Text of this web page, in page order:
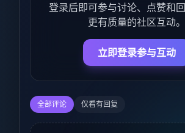
登录后即可参与讨论、点赞和
更有质量的社区互动。
立即登录参与互动
全部评论 仅看有回复